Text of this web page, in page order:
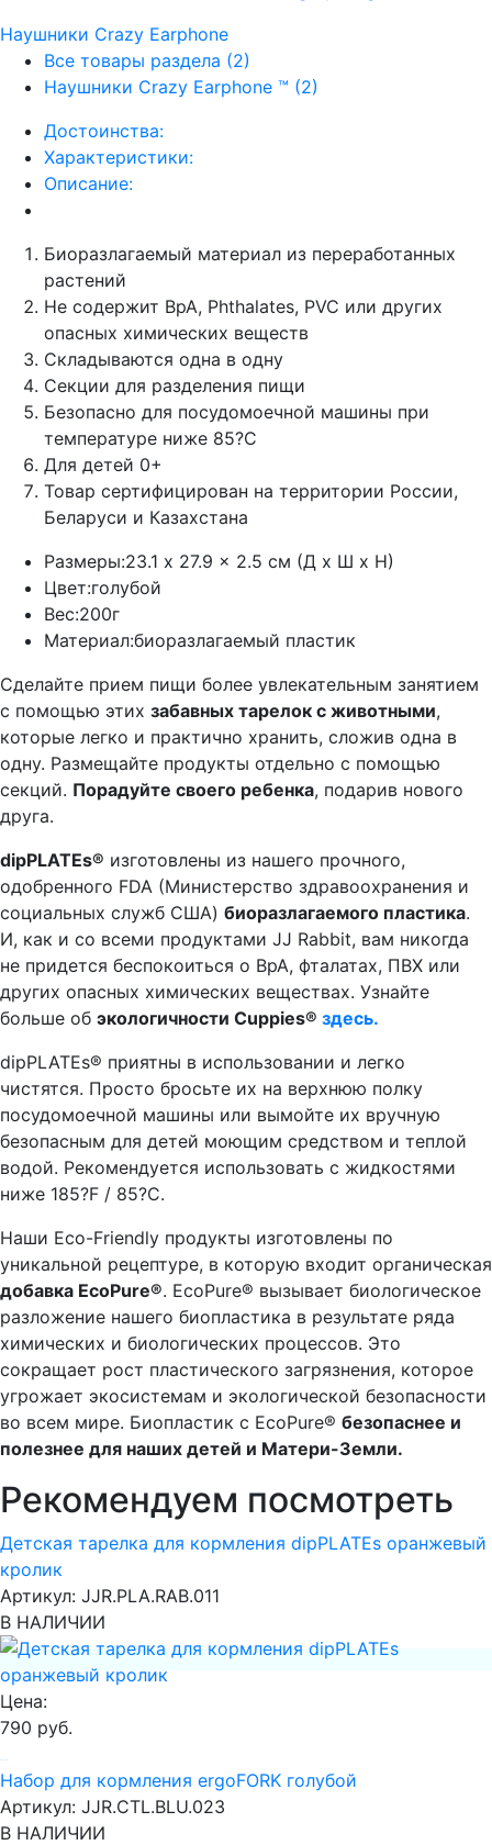
Достоинства:
Характеристики:
Описание:
Биоразлагаемый материал из переработанных
растений
Не содержит BpA, Phthalates, PVC или других
опасных химических веществ
Складываются одна в одну
Секции для разделения пищи
Безопасно для посудомоечной машины при
температуре ниже 85?C
Для детей 0+
Товар сертифицирован на территории России,
Беларуси и Казахстана
Размеры:23.1 x 27.9 x 2.5 см (Д x Ш х Н)
Цвет:голубой
Вес:200г
Материал:биоразлагаемый пластик
Сделайте прием пищи более увлекательным занятием
с помощью этих забавных тарелок с животными,
которые легко и практично хранить, сложив одна в
одну. Размещайте продукты отдельно с помощью
секций. Порадуйте своего ребенка, подарив нового
друга.
dipPLATEs® изготовлены из нашего прочного,
одобренного FDA (Министерство здравоохранения и
социальных служб США) биоразлагаемого пластика.
И, как и со всеми продуктами JJ Rabbit, вам никогда
не придется беспокоиться о BpA, фталатах, ПВХ или
других опасных химических веществах. Узнайте
больше об экологичности Cuppies® здесь.
dipPLATEs® приятны в использовании и легко
чистятся. Просто бросьте их на верхнюю полку
посудомоечной машины или вымойте их вручную
безопасным для детей моющим средством и теплой
водой. Рекомендуется использовать с жидкостями
ниже 185?F / 85?C.
Наши Eco-Friendly продукты изготовлены по
уникальной рецептуре, в которую входит органическая
добавка EcoPure®. EcoPure® вызывает биологическое
разложение нашего биопластика в результате ряда
химических и биологических процессов. Это
сокращает рост пластического загрязнения, которое
угрожает экосистемам и экологической безопасности
во всем мире. Биопластик с EcoPure® безопаснее и
полезнее для наших детей и Матери-Земли.
Рекомендуем посмотреть
Детская тарелка для кормления dipPLATEs оранжевый
кролик
Артикул: JJR.PLA.RAB.011
В НАЛИЧИИ
Цена:
790 руб.
Набор для кормления ergoFORK голубой
Артикул: JJR.CTL.BLU.023
В НАЛИЧИИ
Наушники Crazy Earphone
Все товары раздела (2)
Наушники Crazy Earphone ™ (2)